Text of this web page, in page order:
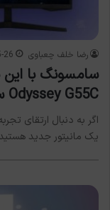
رضا خلف چعباوی 26
سامسونگ با این
Odyssey G55C سایز 27 اینچ به شما هدیه می‌دهد
اگر به دنبال ارتقای
یک مانیتور جدید